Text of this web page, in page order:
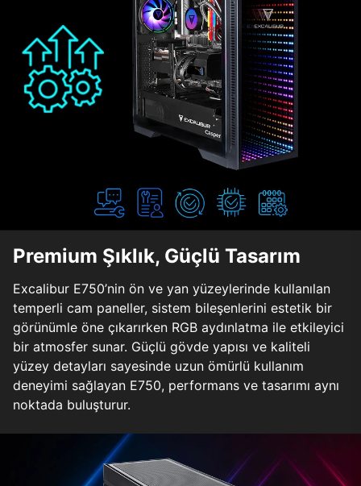
Premium Şıklık, Güçlü Tasarım
Excalibur E750’nin ön ve yan yüzeylerinde kullanılan
temperli cam paneller, sistem bileşenlerini estetik bir
görünümle öne çıkarırken RGB aydınlatma ile etkileyici
bir atmosfer sunar. Güçlü gövde yapısı ve kaliteli
yüzey detayları sayesinde uzun ömürlü kullanım
deneyimi sağlayan E750, performans ve tasarımı aynı
noktada buluşturur.